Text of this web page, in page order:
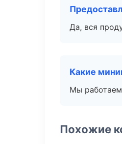
Да, вся
Какие
Мы
Похожие